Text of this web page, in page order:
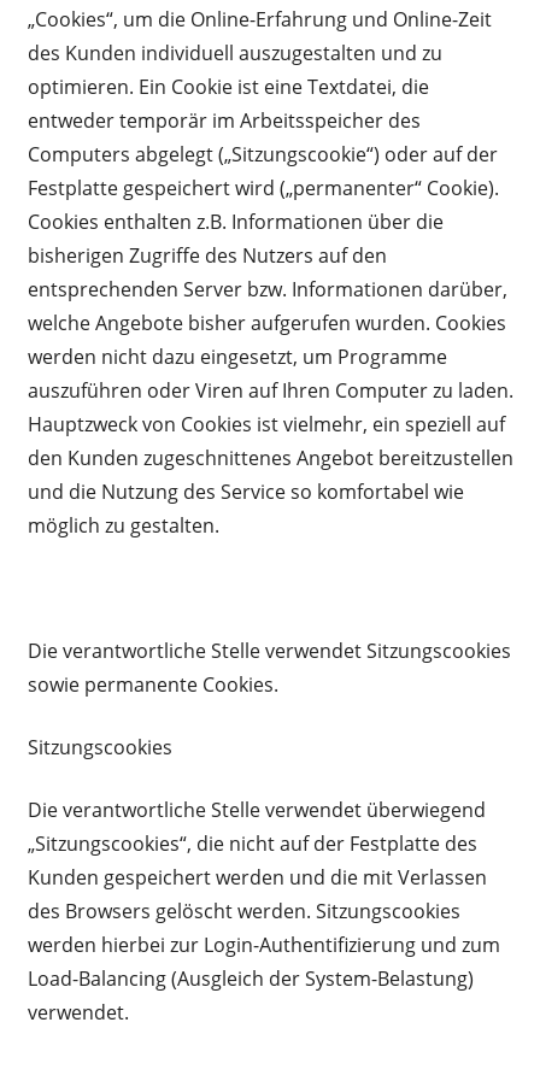
„Cookies“, um die Online-Erfahrung und Online-Zeit
des Kunden individuell auszugestalten und zu
optimieren. Ein Cookie ist eine Textdatei, die
entweder temporär im Arbeitsspeicher des
Computers abgelegt („Sitzungscookie“) oder auf der
Festplatte gespeichert wird („permanenter“ Cookie).
Cookies enthalten z.B. Informationen über die
bisherigen Zugriffe des Nutzers auf den
entsprechenden Server bzw. Informationen darüber,
welche Angebote bisher aufgerufen wurden. Cookies
werden nicht dazu eingesetzt, um Programme
auszuführen oder Viren auf Ihren Computer zu laden.
Hauptzweck von Cookies ist vielmehr, ein speziell auf
den Kunden zugeschnittenes Angebot bereitzustellen
und die Nutzung des Service so komfortabel wie
möglich zu gestalten.
Die verantwortliche Stelle verwendet Sitzungscookies
sowie permanente Cookies.
Sitzungscookies
Die verantwortliche Stelle verwendet überwiegend
„Sitzungscookies“, die nicht auf der Festplatte des
Kunden gespeichert werden und die mit Verlassen
des Browsers gelöscht werden. Sitzungscookies
werden hierbei zur Login-Authentifizierung und zum
Load-Balancing (Ausgleich der System-Belastung)
verwendet.